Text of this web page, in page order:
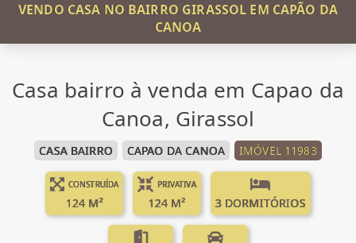
VENDO CASA NO BAIRRO GIRASSOL EM CAPÃO DA
CANOA
Casa bairro à venda em Capao da
Canoa, Girassol
CASA BAIRRO CAPAO DA CANOA IMÓVEL 11983
CONSTRUÍDA
124 M²
PRIVATIVA
124 M² 3 DORMITÓRIOS